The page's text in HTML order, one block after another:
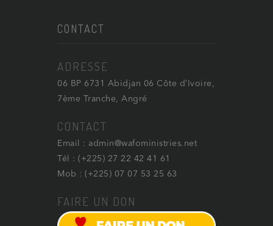
CONTACT
ADRESSE
06 BP 6731 Abidjan 06 Côte d’Ivoire,
7ème Tranche, Angré
CONTACT
Email : admin@wafoministries.net
Tél : (+225) 27 22 42 41 61
Mob : (+225) 07 07 53 25 63
FAIRE UN DON